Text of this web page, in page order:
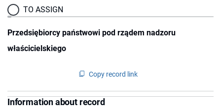
TO ASSIGN
Przedsiębiorcy państwowi pod rządem nadzoru
właścicielskiego
Copy record link
Information about record